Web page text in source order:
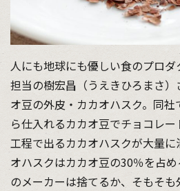
人にも地球にも優しい食のプロ
担当の樹宏昌（うえきひろまさ
オ豆の外皮・カカオハスク。同
ら仕入れるカカオ豆でチョコレ
工程で出るカカオハスクが大量に
オハスクはカカオ豆の30％を占
のメーカーは捨てるか、そもそ